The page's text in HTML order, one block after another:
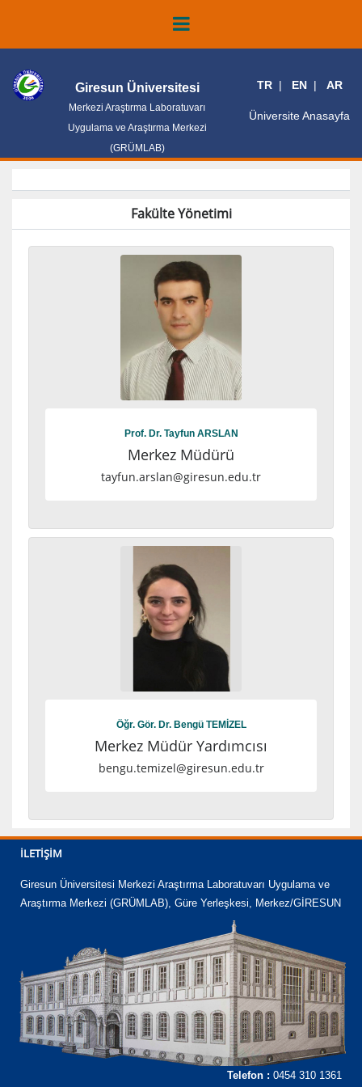
Giresun Üniversitesi
Merkezi Araştırma Laboratuvarı
Uygulama ve Araştırma Merkezi
(GRÜMLAB)
TR EN AR
Üniversite Anasayfa
Fakülte Yönetimi
Prof. Dr. Tayfun ARSLAN
Merkez Müdürü
tayfun.arslan@giresun.edu.tr
Öğr. Gör. Dr. Bengü TEMİZEL
Merkez Müdür Yardımcısı
bengu.temizel@giresun.edu.tr
İLETIŞIM
Giresun Üniversitesi Merkezi Araştırma Laboratuvarı Uygulama ve
Araştırma Merkezi (GRÜMLAB), Güre Yerleşkesi, Merkez/GİRESUN
Telefon : 0454 310 1361